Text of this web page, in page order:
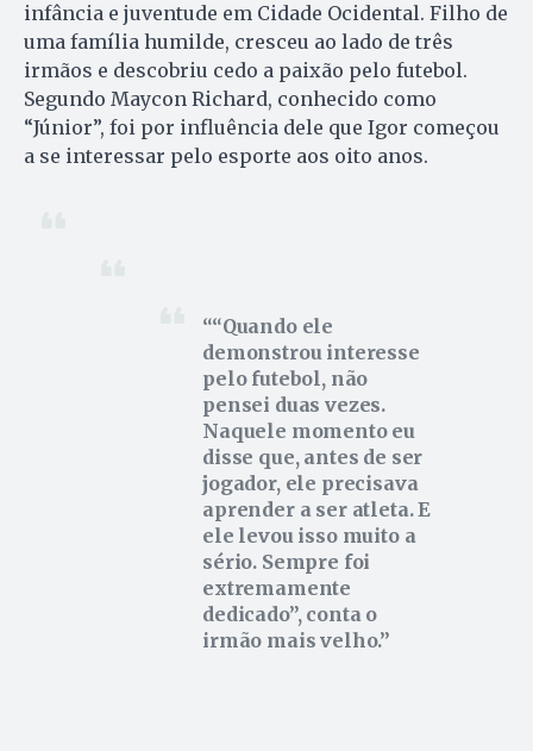
infância e juventude em Cidade Ocidental. Filho de
uma família humilde, cresceu ao lado de três
irmãos e descobriu cedo a paixão pelo futebol.
Segundo Maycon Richard, conhecido como
“Júnior”, foi por influência dele que Igor começou
a se interessar pelo esporte aos oito anos.
“Quando ele
demonstrou interesse
pelo futebol, não
pensei duas vezes.
Naquele momento eu
disse que, antes de ser
jogador, ele precisava
aprender a ser atleta. E
ele levou isso muito a
sério. Sempre foi
extremamente
dedicado”, conta o
irmão mais velho.